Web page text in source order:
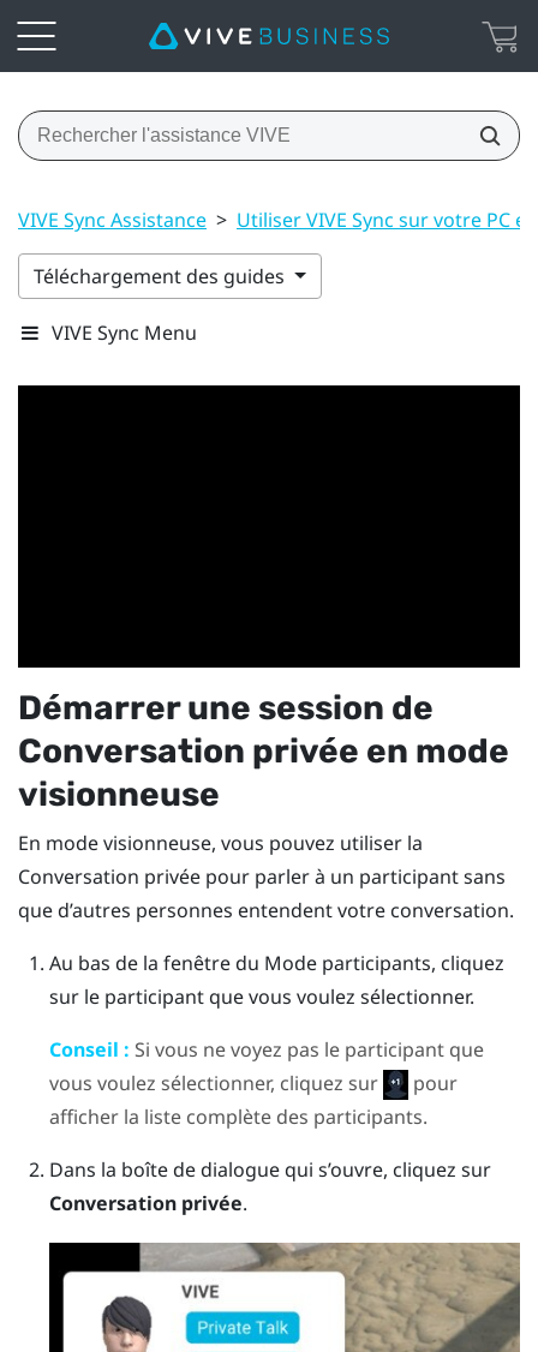
VIVE Sync Assistance > Utiliser VIVE Sync sur votre PC
Téléchargement des guides
VIVE Sync Menu
Démarrer une session de
Conversation privée en mode
visionneuse
En mode visionneuse, vous pouvez utiliser la
Conversation privée pour parler à un participant sans
que d’autres personnes entendent votre conversation.
Au bas de la fenêtre du Mode participants, cliquez
sur le participant que vous voulez sélectionner.
Conseil : Si vous ne voyez pas le participant que
vous voulez sélectionner, cliquez sur
pour
afficher la liste complète des participants.
Dans la boîte de dialogue qui s’ouvre, cliquez sur
Conversation privée.